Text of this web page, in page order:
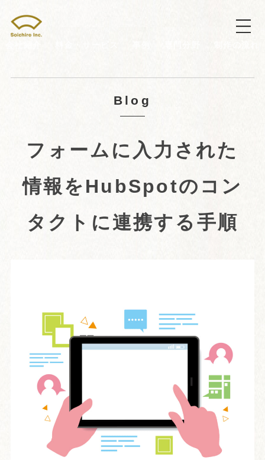
Blog
フォームに入力された
情報をHubSpotのコン
タクトに連携する手順